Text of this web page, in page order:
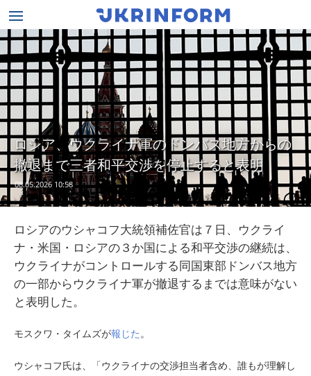
ロシア、ウクライナ軍のドンバス地方からの
撤退まで三者和平交渉を停止すると表明
08.05.2026 10:58
ロシアのウシャコフ大統領補佐官は７日、ウクライ
ナ・米国・ロシアの３か国による和平交渉の継続は、
ウクライナがコントロールする同国東部ドンバス地方
の一部からウクライナ軍が撤退するまでは意味がない
と表明した。
モスクワ・タイムズが報じた。
ウシャコフ氏は、「ウクライナの交渉担当者含め、誰もが理解し